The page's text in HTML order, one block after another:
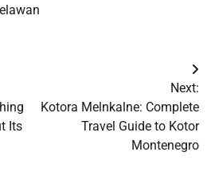
Its
Next:
Kotora Melnkalne: Complete
Travel Guide to Kotor
Montenegro